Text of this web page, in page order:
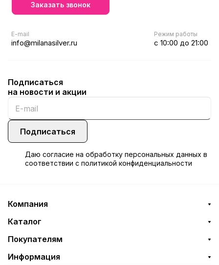
Заказать звонок
E-mail
info@milanasilver.ru
Режим работы
с 10:00 до 21:00
Подписаться
на новости и акции
Подписаться
Даю согласие на обработку персональных данных в
соответствии с политикой конфиденциальности
Компания
Каталог
Покупателям
Информация